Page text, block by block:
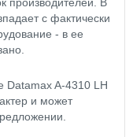
с фактически
- в ее
Datamax A-4310 LH
и может